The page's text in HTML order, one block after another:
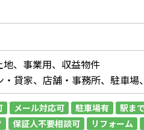
、事業用、収益物件
貸家、店舗・事務所、駐車場
メール対応可 駐車場有 駅ま
保証人不要相談可 リフォーム